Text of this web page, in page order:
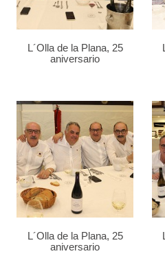
L´Olla de la Plana, 25
aniversario
L´Olla de la Plana, 25
aniversario